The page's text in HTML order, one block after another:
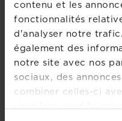
contenu et les
fonctionnalités
d'analyser notre
également des
notre site avec nos
sociaux, des
combiner celles-ci
vous leur avez